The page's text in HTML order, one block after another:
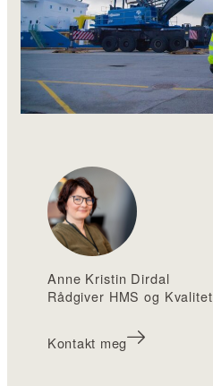
Anne Kristin Dirdal
Rådgiver HMS og Kvalitet
Kontakt meg